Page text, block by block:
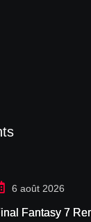
6 août 2026
Fantasy 7